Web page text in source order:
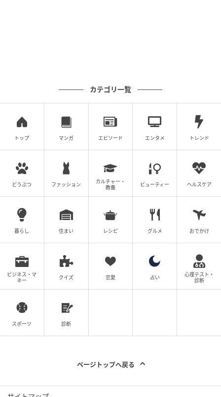
Hearst Owned
HAMACHO HOTEL
「手しごと」と「緑」のみえる街、という浜町のまち
づくりコンセプトを体現する「HAMACHO HOTEL」。
その館内でも特別な一室「TOKYO CRAFT ROOM」を
特別公開する。
柳原照弘氏がクリエイティブディレクションを手がけ
たこの空間には、日本各地の職人と国内外のデザイナ
に並ぶ。通常は宿泊者しか立ち入れない空間で、日本
カテゴリ一覧
トップ マンガ エピソード エンタメ トレンド
どうぶつ ファッション
カルチャー・
教養
ビューティー ヘルスケア
暮らし 住まい レシピ グルメ おでかけ
ビジネス・マ
ネー
クイズ 恋愛 占い
心理テスト・
診断
スポーツ 診断
ページトップへ戻る